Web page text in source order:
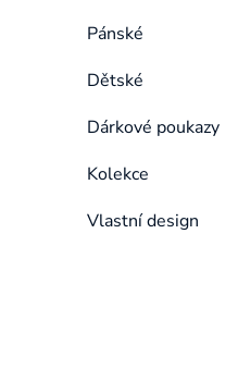
Pánské
Dětské
Dárkové poukazy
Kolekce
Vlastní design